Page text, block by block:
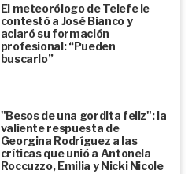
El meteorólogo de Telefe le
contestó a José Bianco y
aclaró su formación
profesional: “Pueden
buscarlo”
"Besos de una gordita feliz": la
valiente respuesta de
Georgina Rodríguez a las
críticas que unió a Antonela
Roccuzzo, Emilia y Nicki Nicole